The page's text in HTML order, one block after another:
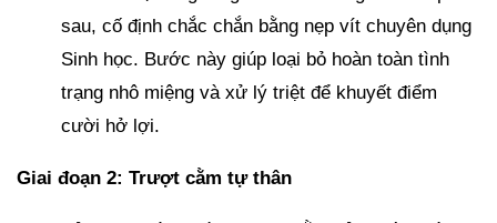
sau, cố định chắc chắn bằng nẹp vít chuyên dụng
Sinh học. Bước này giúp loại bỏ hoàn toàn tình
trạng nhô miệng và xử lý triệt để khuyết điểm
cười hở lợi.
Giai đoạn 2: Trượt cằm tự thân